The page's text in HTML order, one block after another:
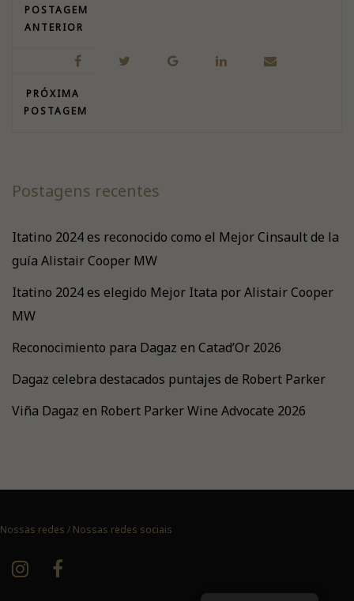
POSTAGEM
ANTERIOR
PRÓXIMA
POSTAGEM
Postagens recentes
Itatino 2024 es reconocido como el Mejor Cinsault de la
guía Alistair Cooper MW
Itatino 2024 es elegido Mejor Itata por Alistair Cooper
MW
Reconocimiento para Dagaz en Catad’Or 2026
Dagaz celebra destacados puntajes de Robert Parker
Viña Dagaz en Robert Parker Wine Advocate 2026
Nossas redes / Nossas redes sociais